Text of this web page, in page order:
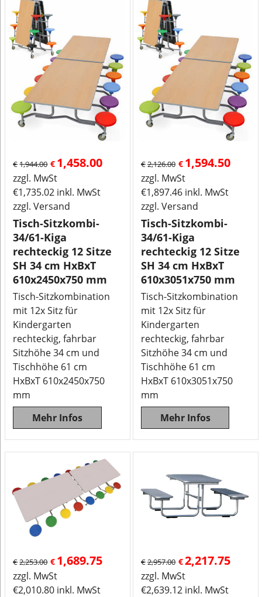
€1,944.00 € 1,458.00
zzgl. MwSt
€1,735.02 inkl. MwSt
zzgl. Versand
Tisch-Sitzkombi-
34/61-Kiga
rechteckig 12 Sitze
SH 34 cm HxBxT
610x2450x750 mm
Tisch-Sitzkombination
mit 12x Sitz für
Kindergarten
rechteckig, fahrbar
Sitzhöhe 34 cm und
Tischhöhe 61 cm
HxBxT 610x2450x750
mm
Mehr Infos
€2,126.00 € 1,594.50
zzgl. MwSt
€1,897.46 inkl. MwSt
zzgl. Versand
Tisch-Sitzkombi-
34/61-Kiga
rechteckig 12 Sitze
SH 34 cm HxBxT
610x3051x750 mm
Tisch-Sitzkombination
mit 12x Sitz für
Kindergarten
rechteckig, fahrbar
Sitzhöhe 34 cm und
Tischhöhe 61 cm
HxBxT 610x3051x750
mm
Mehr Infos
€2,253.00 € 1,689.75
zzgl. MwSt
€2,010.80 inkl. MwSt
€2,957.00 €2,217.75
zzgl. MwSt
€2,639.12 inkl. MwSt